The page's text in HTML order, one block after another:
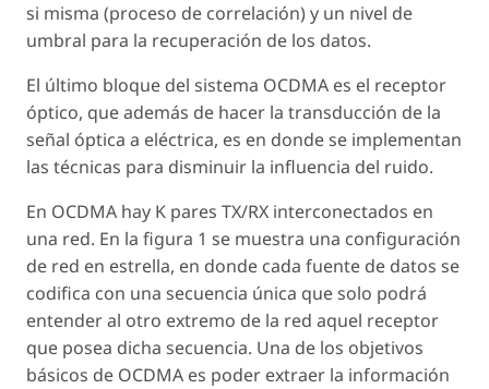
si misma (proceso de correlación) y un nivel de
umbral para la recuperación de los datos.
El último bloque del sistema OCDMA es el receptor
óptico, que además de hacer la transducción de la
señal óptica a eléctrica, es en donde se implementan
las técnicas para disminuir la influencia del ruido.
En OCDMA hay K pares TX/RX interconectados en
una red. En la figura 1 se muestra una configuración
de red en estrella, en donde cada fuente de datos se
codifica con una secuencia única que solo podrá
entender al otro extremo de la red aquel receptor
que posea dicha secuencia. Una de los objetivos
básicos de OCDMA es poder extraer la información